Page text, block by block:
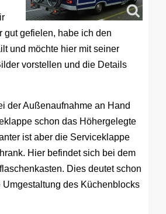
gut gefielen, habe ich den
und möchte hier mit seiner
vorstellen und die Details
der Außenaufnahme an Hand
schon das Höhergelegte
ist aber die Serviceklappe
Hier befindet sich bei dem
Dies deutet schon
Umgestaltung des Küchenblocks